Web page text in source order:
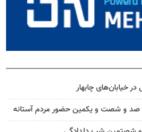
صد و شصت و یکمین حضور مردم آستانه